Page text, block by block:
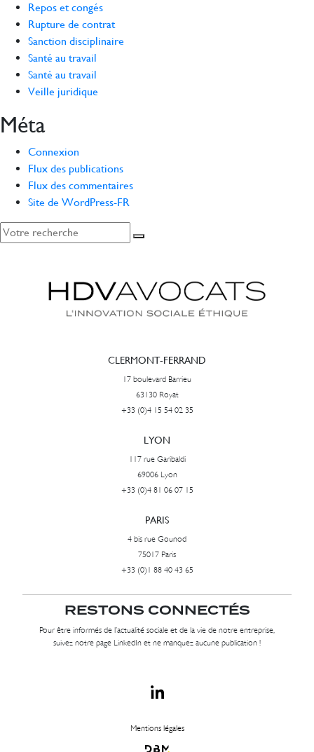
Repos et congés
Rupture de contrat
Sanction disciplinaire
Santé au travail
Santé au travail
Veille juridique
Méta
Connexion
Flux des publications
Flux des commentaires
Site de WordPress-FR
CLERMONT-FERRAND
17 boulevard Barrieu
63130 Royat
+33 (0)4 15 54 02 35
LYON
117 rue Garibaldi
69006 Lyon
+33 (0)4 81 06 07 15
PARIS
4 bis rue Gounod
75017 Paris
+33 (0)1 88 40 43 65
RESTONS CONNECTÉS
Pour être informés de l’actualité sociale et de la vie de notre entreprise,
suivez notre page LinkedIn et ne manquez aucune publication !
Mentions légales
Dbm